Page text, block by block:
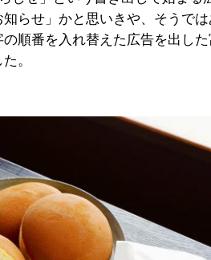
らせ」かと思いきや、そうで
順番を入れ替えた広告を出した
。